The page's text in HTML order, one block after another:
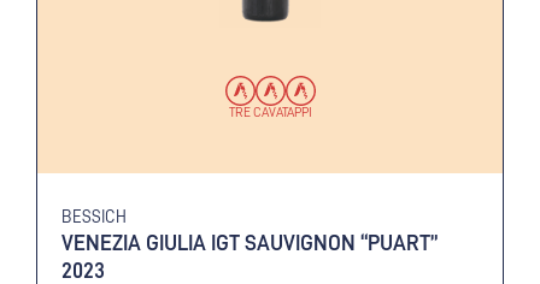
TRE CAVATAPPI
BESSICH
VENEZIA GIULIA IGT SAUVIGNON “PUART”
2023